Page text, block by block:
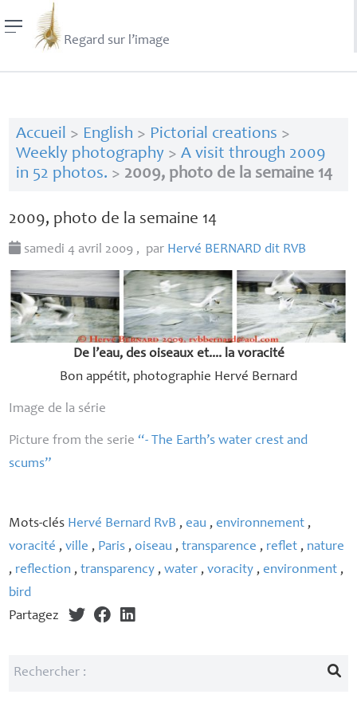
Regard sur l’image
Accueil > English > Pictorial creations >
Weekly photography> A visit through 2009
in 52 photos. > 2009, photo de la semaine 14
2009, photo de la semaine 14
samedi 4 avril 2009 , par Hervé BERNARD dit RVB
De l’eau, des oiseaux et.... la voracité
Bon appétit, photographie Hervé Bernard
Image de la série
Picture from the serie“- The Earth’s water crest and
scums”
Mots-clés Hervé Bernard RvB ,eau ,environnement ,
voracité ,ville , Paris ,oiseau ,transparence , reflet , nature
, reflection ,transparency ,water ,voracity ,environment ,
bird
Partagez